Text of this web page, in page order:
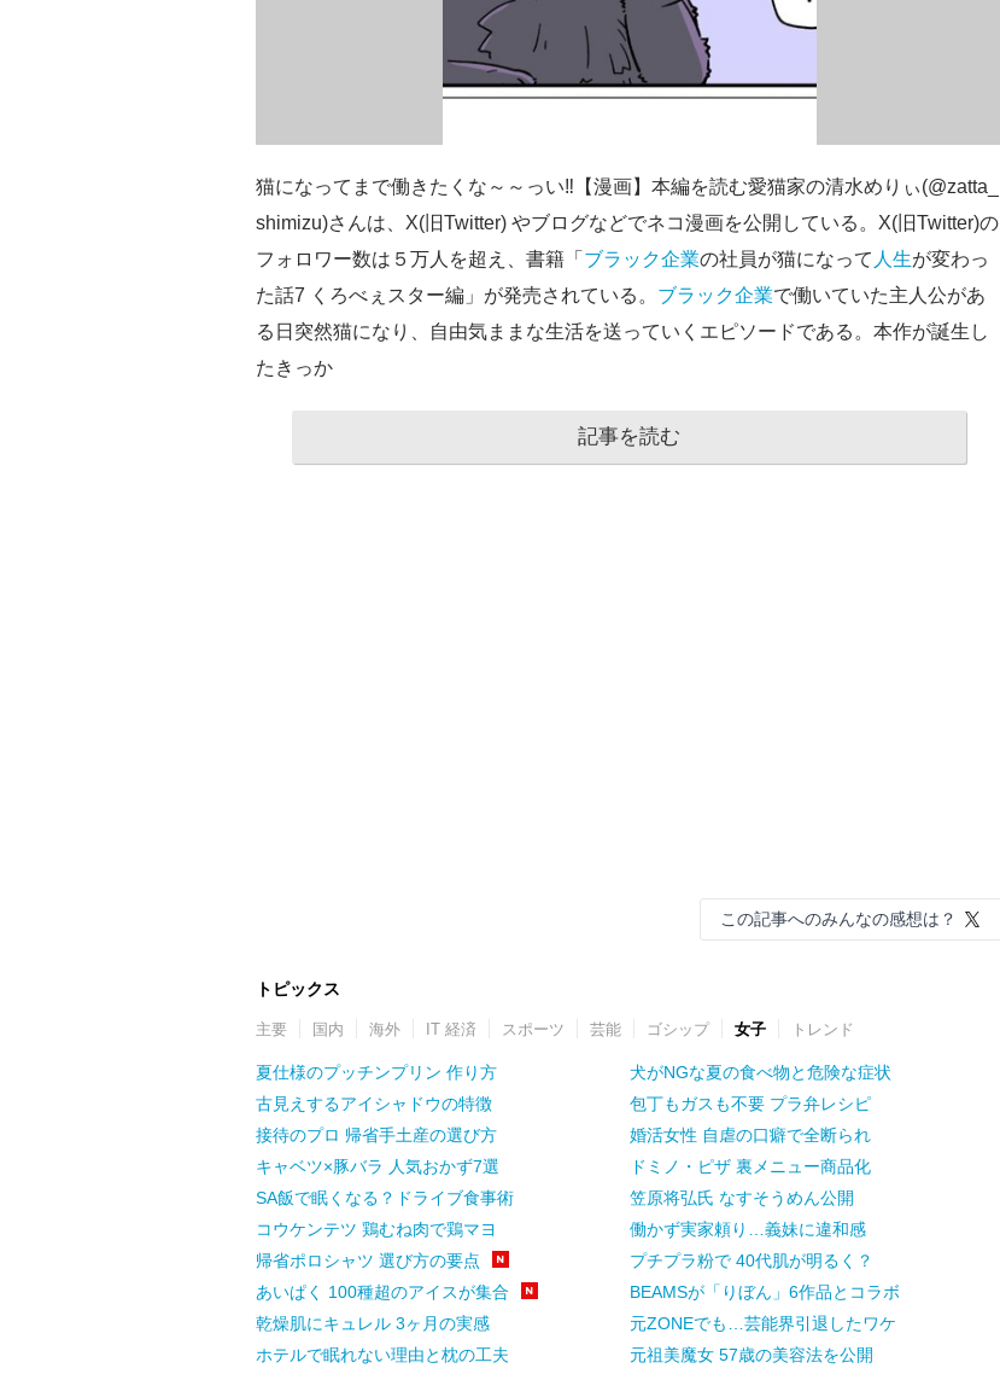
猫になってまで働きたくな～～っい‼【漫画】本編を読む愛猫家の清水めりぃ(@zatta_
shimizu)さんは、X(旧Twitter) やブログなどでネコ漫画を公開している。X(旧Twitter)の
フォロワー数は５万人を超え、書籍「 ブラック企業の社員が猫になって 人生が変わっ
た話7 くろべぇスター編」が発売されている。 ブラック企業で働いていた主人公があ
る日突然猫になり、自由気ままな生活を送っていくエピソードである。本作が誕生し
たきっか
記事を読む
この記事へのみんなの感想は？
トピックス
主要 国内 海外 IT 経済 スポーツ 芸能 ゴシップ 女子 トレンド
夏仕様のプッチンプリン 作り方
古見えするアイシャドウの特徴
接待のプロ 帰省手土産の選び方
キャベツ×豚バラ 人気おかず7選
SA飯で眠くなる？ドライブ食事術
コウケンテツ 鶏むね肉で鶏マヨ
帰省ポロシャツ 選び方の要点
あいぱく 100種超のアイスが集合
乾燥肌にキュレル 3ヶ月の実感
ホテルで眠れない理由と枕の工夫
犬がNGな夏の食べ物と危険な症状
包丁もガスも不要 プラ弁レシピ
婚活女性 自虐の口癖で全断られ
ドミノ・ピザ 裏メニュー商品化
笠原将弘氏 なすそうめん公開
働かず実家頼り…義妹に違和感
プチプラ粉で 40代肌が明るく？
BEAMSが「りぼん」6作品とコラボ
元ZONEでも…芸能界引退したワケ
元祖美魔女 57歳の美容法を公開